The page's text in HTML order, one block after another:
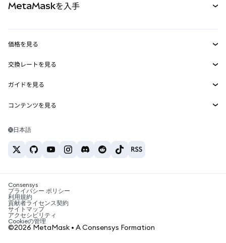
RWA
MetaMask Connect
Snaps
Web3サービス
MetaMaskを入手
セキュリティ
サポート
キャリア
お問い合わせ
価格を見る
イーサリアムの価格
Solanaの価格
Tetherの価格
交換レートを見る
ETH→USD
USDT→INR
BTC→INR
ETH→USDT
ガイドを見る
ETHの購入
USDTの購入
SHIBの購入
BNBの購入
コンテンツを見る
Solanaウォレット
税制関連ニュース
暗号資産の購入方法は？
ビットコインを売るには？
日本語
Consensys
プライバシー ポリシー
利用規約
貢献者ライセンス契約
サイトマップ
アクセシビリティ
Cookieの管理
©2026 MetaMask • A Consensys Formation